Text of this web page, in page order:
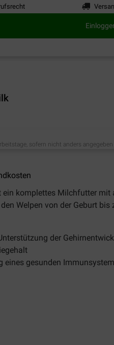
sofern nicht anders angegeben
ein komplettes Milchfutter mit
Welpen von der Geburt bis
der
eines gesunden